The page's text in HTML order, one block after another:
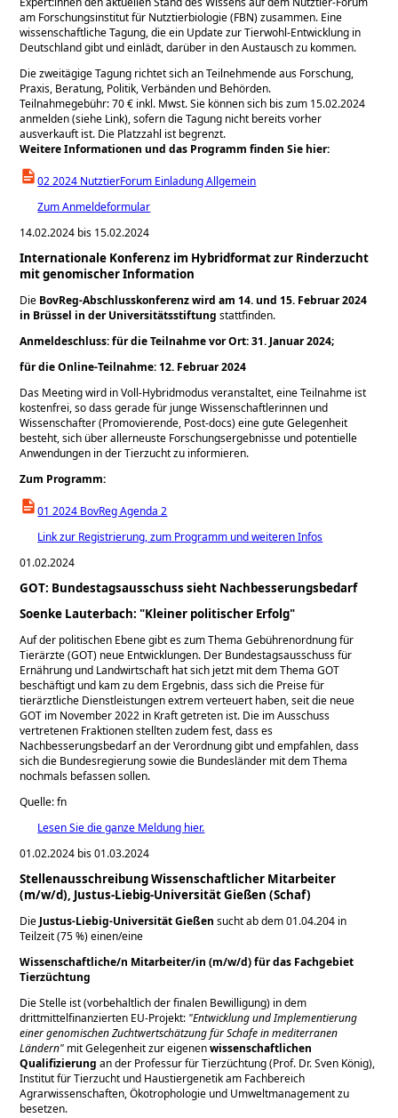
am Forschungsinstitut für Nutztierbiologie (FBN) zusammen. Eine
wissenschaftliche Tagung, die ein Update zur Tierwohl-Entwicklung in
Deutschland gibt und einlädt, darüber in den Austausch zu kommen.
Die zweitägige Tagung richtet sich an Teilnehmende aus Forschung,
Praxis, Beratung, Politik, Verbänden und Behörden.
Teilnahmegebühr: 70 € inkl. Mwst. Sie können sich bis zum 15.02.2024
anmelden (siehe Link), sofern die Tagung nicht bereits vorher
ausverkauft ist. Die Platzzahl ist begrenzt.
Weitere Informationen und das Programm finden Sie hier:
02 2024 NutztierForum Einladung Allgemein
Zum Anmeldeformular
14.02.2024 bis 15.02.2024
Internationale Konferenz im Hybridformat zur Rinderzucht
mit genomischer Information
Die BovReg-Abschlusskonferenz wird am 14. und 15. Februar 2024
in Brüssel in der Universitätsstiftung stattfinden.
Anmeldeschluss: für die Teilnahme vor Ort: 31. Januar 2024;
für die Online-Teilnahme: 12. Februar 2024
Das Meeting wird in Voll-Hybridmodus veranstaltet, eine Teilnahme ist
kostenfrei, so dass gerade für junge Wissenschaftlerinnen und
Wissenschafter (Promovierende, Post-docs) eine gute Gelegenheit
besteht, sich über allerneuste Forschungsergebnisse und potentielle
Anwendungen in der Tierzucht zu informieren.
Zum Programm:
01 2024 BovReg Agenda 2
Link zur Registrierung, zum Programm und weiteren Infos
01.02.2024
GOT: Bundestagsausschuss sieht Nachbesserungsbedarf
Soenke Lauterbach: Kleiner politischer Erfolg
Auf der politischen Ebene gibt es zum Thema Gebührenordnung für
Tierärzte (GOT) neue Entwicklungen. Der Bundestagsausschuss für
Ernährung und Landwirtschaft hat sich jetzt mit dem Thema GOT
beschäftigt und kam zu dem Ergebnis, dass sich die Preise für
tierärztliche Dienstleistungen extrem verteuert haben, seit die neue
GOT im November 2022 in Kraft getreten ist. Die im Ausschuss
vertretenen Fraktionen stellten zudem fest, dass es
Nachbesserungsbedarf an der Verordnung gibt und empfahlen, dass
sich die Bundesregierung sowie die Bundesländer mit dem Thema
nochmals befassen sollen.
Quelle: fn
Lesen Sie die ganze Meldung hier.
01.02.2024 bis 01.03.2024
Stellenausschreibung Wissenschaftlicher Mitarbeiter
(m/w/d), Justus-Liebig-Universität Gießen (Schaf)
Die Justus-Liebig-Universität Gießen sucht ab dem 01.04.204 in
Teilzeit (75 %) einen/eine
Wissenschaftliche/n Mitarbeiter/in (m/w/d) für das Fachgebiet
Tierzüchtung
Die Stelle ist (vorbehaltlich der finalen Bewilligung) in dem
drittmittelfinanzierten EU-Projekt: Entwicklung und Implementierung
einer genomischen Zuchtwertschätzung für Schafe in mediterranen
Ländern mit Gelegenheit zur eigenenwissenschaftlichen
Qualifizierung an der Professur für Tierzüchtung (Prof. Dr. Sven König),
Institut für Tierzucht und Haustiergenetik am Fachbereich
Agrarwissenschaften, Ökotrophologie und Umweltmanagement zu
besetzen.